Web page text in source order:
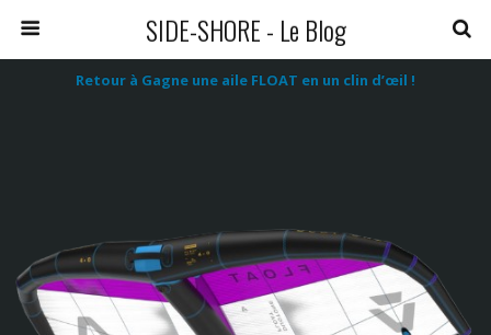
SIDE-SHORE - Le Blog
Retour à Gagne une aile FLOAT en un clin d’œil !